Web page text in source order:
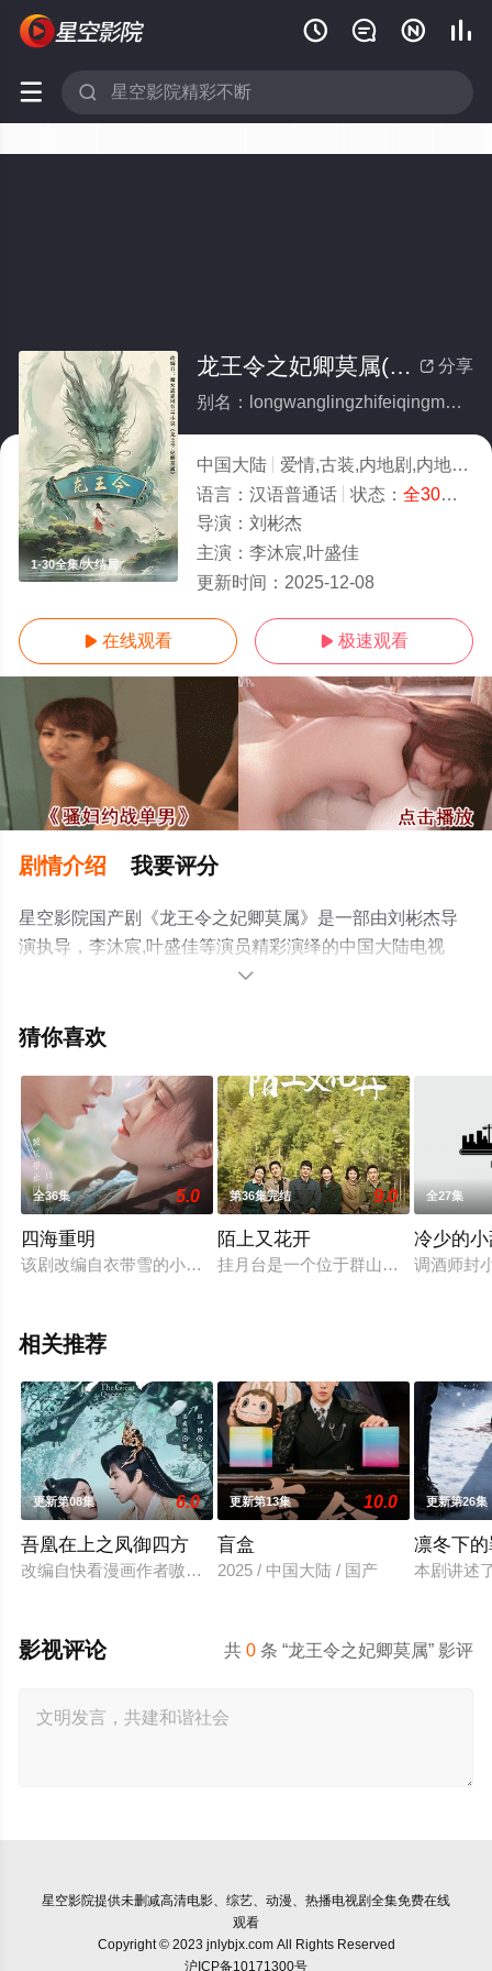
   
 
1-30全集/大结局
 分享
龙王令之妃卿莫属(全集)
别名：longwanglingzhifeiqingmoshu
中国大陆 爱情,古装,内地剧,内地
语言： 汉语普通话 状态： 全30集
导演： 刘彬杰
主演： 李沐宸,叶盛佳
更新时间： 2025-12-08
 在线观看  极速观看
剧情介绍 我要评分
星空影院国产剧《龙王令之妃卿莫属》是一部由刘彬杰导
演执导，李沐宸,叶盛佳等演员精彩演绎的中国大陆电视
剧，大结局剧情已揭晓（1-30全集），手机免费观看高清
免费观看，更多剧情信息可移步至豆瓣电视剧、电视猫或

猜你喜欢
全36集 5.0
四海重明
该剧改编自衣带雪的小说《我有三个龙傲天竹马》。怪医南颜
第36集完结 9.0
陌上又花开
挂月台是一个位于群山里的山村，挂
全27集
冷少的
调酒师封
相关推荐
更新第08集 6.0
吾凰在上之凤御四方
改编自快看漫画作者嗷小泽的独家连载漫画《吾凰在上》。
更新第13集 10.0
盲盒
2025 / 中国大陆 / 国产
更新第26集
凛冬下
本剧讲述
共0 条 “龙王令之妃卿莫属” 影评
影视评论
星空影院提供未删减高清电影、综艺、动漫、热播电视剧全集免费在线
观看
Copyright © 2023 jnlybjx.com All Rights Reserved
沪ICP备10171300号